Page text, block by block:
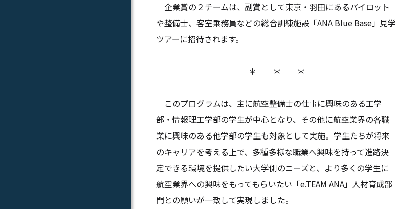
企業賞の２チームは、副賞として東京・羽田にあるパイロット
や整備士、客室乗務員などの総合訓練施設「ANA Blue Base」見学
ツアーに招待されます。
＊ ＊ ＊
このプログラムは、主に航空整備士の仕事に興味のある工学
部・情報理工学部の学生が中心となり、その他に航空業界の各職
業に興味のある他学部の学生も対象として実施。学生たちが将来
のキャリアを考える上で、多種多様な職業へ興味を持って進路決
定できる環境を提供したい大学側のニーズと、より多くの学生に
航空業界への興味をもってもらいたい「e.TEAM ANA」人材育成部
門との願いが一致して実現しました。